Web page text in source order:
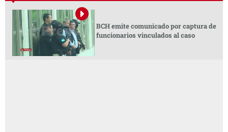
BCH emite comunicado por captura de
funcionarios vinculados al caso